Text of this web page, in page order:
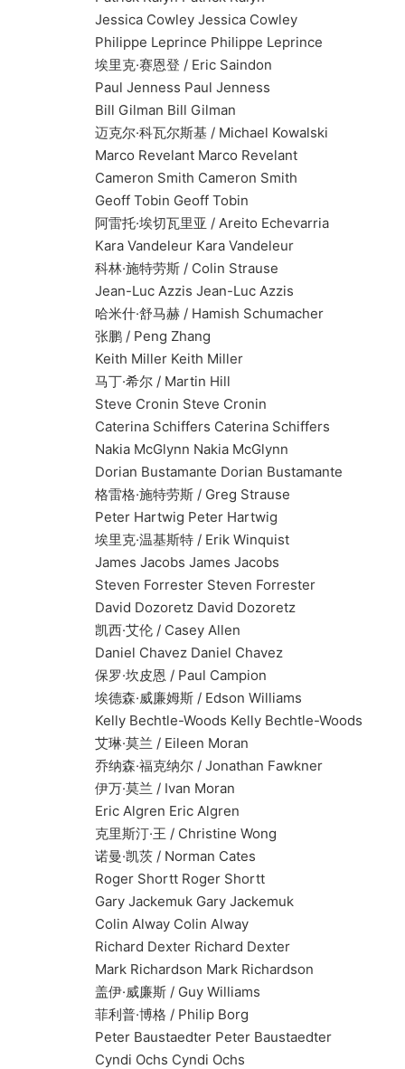
Jessica Cowley Jessica Cowley
Philippe Leprince Philippe Leprince
埃里克·赛恩登 / Eric Saindon
Paul Jenness Paul Jenness
Bill Gilman Bill Gilman
迈克尔·科瓦尔斯基 / Michael Kowalski
Marco Revelant Marco Revelant
Cameron Smith Cameron Smith
Geoff Tobin Geoff Tobin
阿雷托·埃切瓦里亚 / Areito Echevarria
Kara Vandeleur Kara Vandeleur
科林·施特劳斯 / Colin Strause
Jean-Luc Azzis Jean-Luc Azzis
哈米什·舒马赫 / Hamish Schumacher
张鹏 / Peng Zhang
Keith Miller Keith Miller
马丁·希尔 / Martin Hill
Steve Cronin Steve Cronin
Caterina Schiffers Caterina Schiffers
Nakia McGlynn Nakia McGlynn
Dorian Bustamante Dorian Bustamante
格雷格·施特劳斯 / Greg Strause
Peter Hartwig Peter Hartwig
埃里克·温基斯特 / Erik Winquist
James Jacobs James Jacobs
Steven Forrester Steven Forrester
David Dozoretz David Dozoretz
凯西·艾伦 / Casey Allen
Daniel Chavez Daniel Chavez
保罗·坎皮恩 / Paul Campion
埃德森·威廉姆斯 / Edson Williams
Kelly Bechtle-Woods Kelly Bechtle-Woods
艾琳·莫兰 / Eileen Moran
乔纳森·福克纳尔 / Jonathan Fawkner
伊万·莫兰 / Ivan Moran
Eric Algren Eric Algren
克里斯汀·王 / Christine Wong
诺曼·凯茨 / Norman Cates
Roger Shortt Roger Shortt
Gary Jackemuk Gary Jackemuk
Colin Alway Colin Alway
Richard Dexter Richard Dexter
Mark Richardson Mark Richardson
盖伊·威廉斯 / Guy Williams
菲利普·博格 / Philip Borg
Peter Baustaedter Peter Baustaedter
Cyndi Ochs Cyndi Ochs